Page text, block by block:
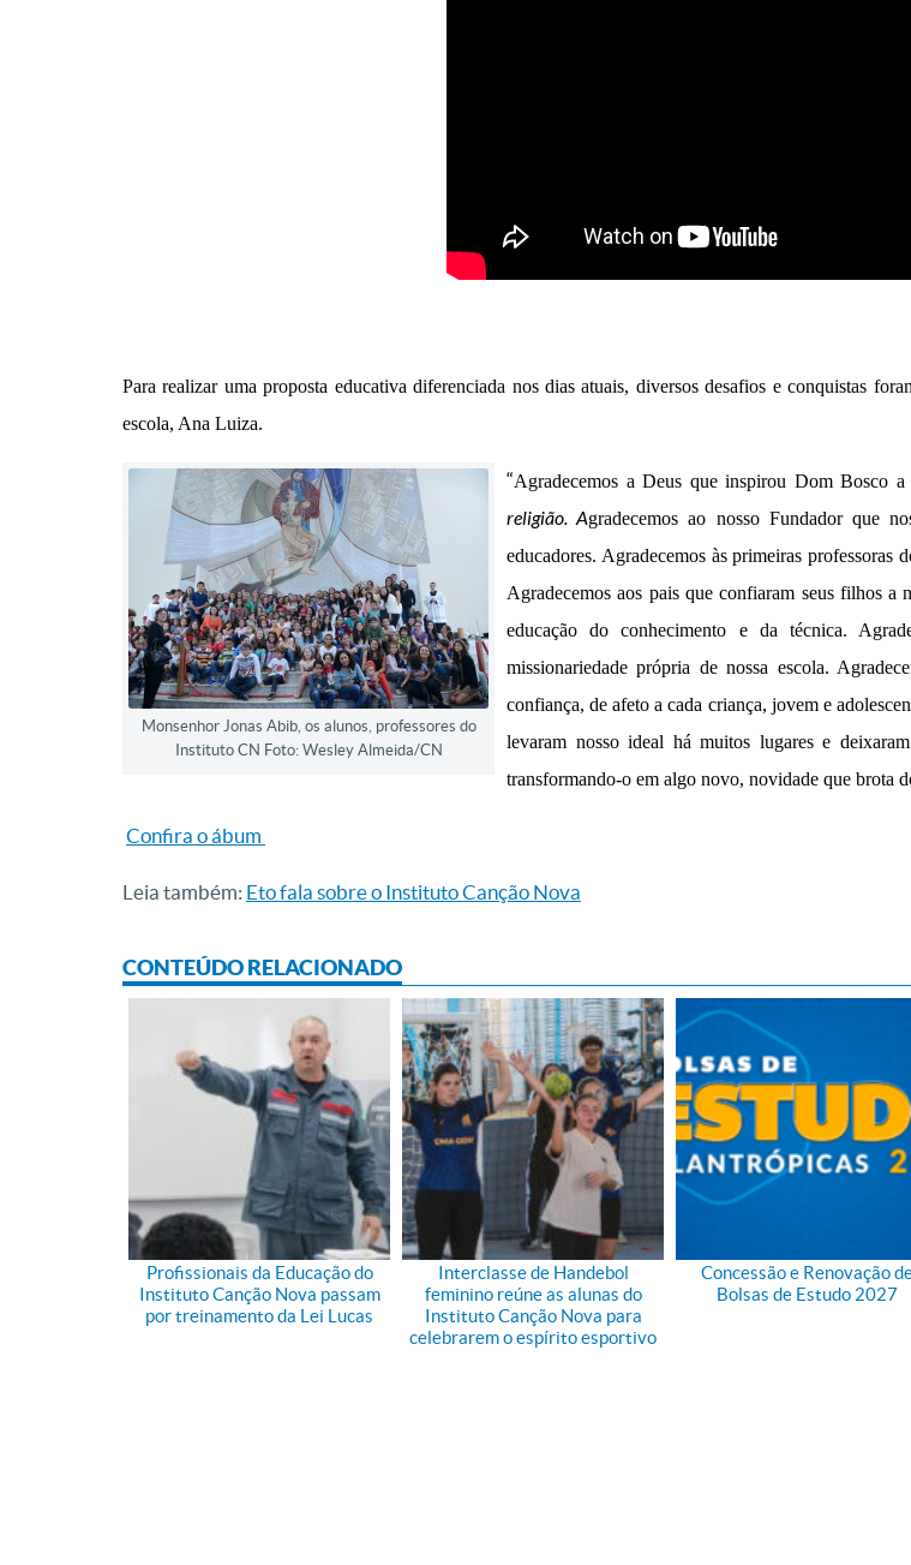
Para realizaruma proposta educativa diferenciada nos dias atuais, diversosdesafios e conquistas
escola, Ana Luiza.
Monsenhor Jonas Abib, os alunos, professores do
Instituto CN Foto: Wesley Almeida/CN
“Agradecemos a Deus que inspirou Dom Bosco
religião.Agradecemos ao nosso Fundador que
educadores. Agradecemos às primeiras professoras
Agradecemos aos pais que confiaram seus filhosa
educação do conhecimento e da técnica. A
missionariedade própria de nossa escola. A
confiança, de afeto a cada criança, jovem e
levaram nosso ideal há muitos lugares e
transformando-o em algo novo, novidade que brota
Confira o ábum
Leia também: Eto fala sobre o Instituto Canção Nova
CONTEÚDO RELACIONADO
Profissionais da Educação do
Instituto Canção Nova passam
por treinamento da Lei Lucas
Interclasse de Handebol
feminino reúne as alunas do
Instituto Canção Nova para
celebrarem o espírito esportivo
Concessão e Renovação
Bolsas de Estudo 2027